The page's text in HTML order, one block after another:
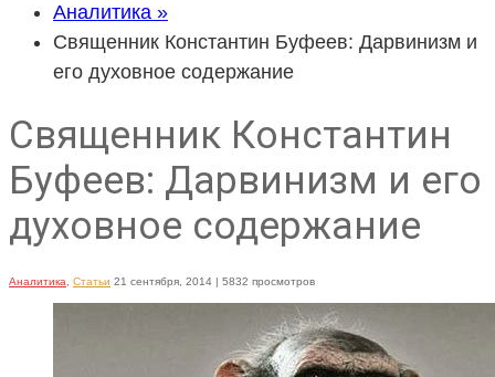
Аналитика »
Священник Константин Буфеев: Дарвинизм и
его духовное содержание
Священник Константин
Буфеев: Дарвинизм и его
духовное содержание
Аналитика Статьи 21 сентября, 2014 | 5832 просмотров